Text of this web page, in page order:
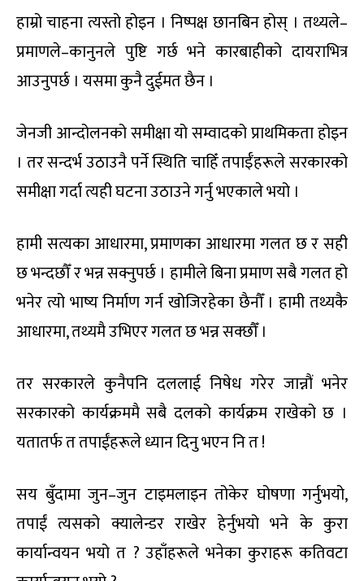
हाम्रो चाहना त्यस्तो होइन । निष्पक्ष छानबिन होस् । तथ्यले–
प्रमाणले–कानुनले पुष्टि गर्छ भने कारबाहीको दायराभित्र
आउनुपर्छ । यसमा कुनै दुईमत छैन ।
जेनजी आन्दोलनको समीक्षा यो सम्वादको प्राथमिकता होइन
। तर सन्दर्भ उठाउनै पर्ने स्थिति चाहिँ तपाईँहरूले सरकारको
समीक्षा गर्दा त्यही घटना उठाउने गर्नु भएकाले भयो ।
हामी सत्यका आधारमा, प्रमाणका आधारमा गलत छ र सही
छ भन्दछौँ र भन्न सक्नुपर्छ । हामीले बिना प्रमाण सबै गलत हो
भनेर त्यो भाष्य निर्माण गर्न खोजिरहेका छैनौँ । हामी तथ्यकै
आधारमा, तथ्यमै उभिएर गलत छ भन्न सक्छौँ ।
तर सरकारले कुनैपनि दललाई निषेध गरेर जान्नौं भनेर
सरकारको कार्यक्रममै सबै दलको कार्यक्रम राखेको छ ।
यतातर्फ त तपाईंहरूले ध्यान दिनु भएन नि त !
सय बुँदामा जुन–जुन टाइमलाइन तोकेर घोषणा गर्नुभयो,
तपाईं त्यसको क्यालेन्डर राखेर हेर्नुभयो भने के कुरा
कार्यान्वयन भयो त ? उहाँहरूले भनेका कुराहरू कतिवटा